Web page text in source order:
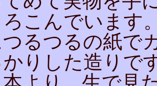
こんでいます
るつるの紙で
りした造りで